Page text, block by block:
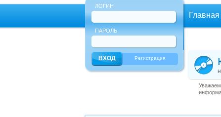
ЛОГИН
ПАРОЛЬ
Регистрация
Главная